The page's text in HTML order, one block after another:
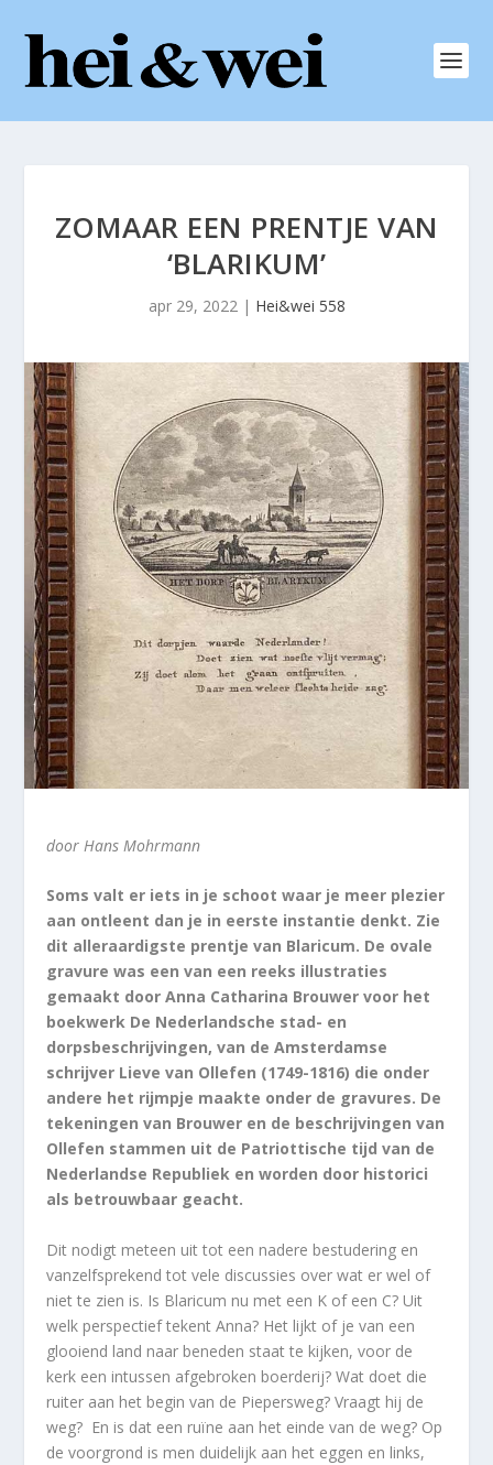
ZOMAAR EEN PRENTJE VAN
‘BLARIKUM’
apr 29, 2022| Hei&wei 558
door Hans Mohrmann
Soms valt er iets in je schoot waar je meer plezier
aan ontleent dan je in eerste instantie denkt. Zie
dit alleraardigste prentje van Blaricum. De ovale
gravure was een van een reeks illustraties
gemaakt door Anna Catharina Brouwer voor het
boekwerk De Nederlandsche stad- en
dorpsbeschrijvingen, van de Amsterdamse
schrijver Lieve van Ollefen (1749-1816) die onder
andere het rijmpje maakte onder de gravures. De
tekeningen van Brouwer en de beschrijvingen van
Ollefen stammen uit de Patriottische tijd van de
Nederlandse Republiek en worden door historici
als betrouwbaar geacht.
Dit nodigt meteen uit tot een nadere bestudering en
vanzelfsprekend tot vele discussies over wat er wel of
niet te zien is. Is Blaricum nu met een K of een C? Uit
welk perspectief tekent Anna? Het lijkt of je van een
glooiend land naar beneden staat te kijken, voor de
kerk een intussen afgebroken boerderij? Wat doet die
ruiter aan het begin van de Piepersweg? Vraagt hij de
weg? En is dat een ruïne aan het einde van de weg? Op
de voorgrond is men duidelijk aan het eggen en links,